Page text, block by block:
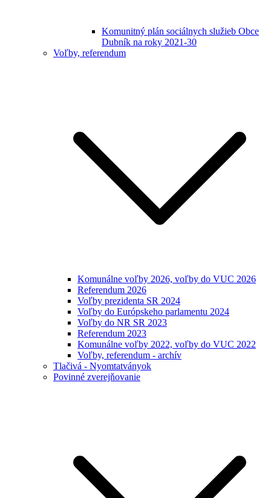
Komunitný plán sociálnych služieb Obce
Dubník na roky 2021-30
Voľby, referendum
Komunálne voľby 2026, voľby do VUC 2026
Referendum 2026
Voľby prezidenta SR 2024
Voľby do Európskeho parlamentu 2024
Voľby do NR SR 2023
Referendum 2023
Komunálne voľby 2022, voľby do VUC 2022
Voľby, referendum - archív
Tlačivá - Nyomtatványok
Povinné zverejňovanie